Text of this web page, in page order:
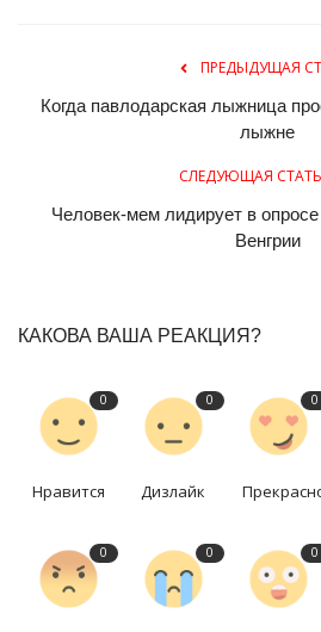
ПРЕДЫДУЩАЯ
Когда павлодарская лыжница
лыжне
СЛЕДУЮЩАЯ
Человек-мем лидирует в
Венгрии
КАКОВА ВАША РЕАКЦИЯ?
0
Нравится
0
Дизлайк
0
0 0 0